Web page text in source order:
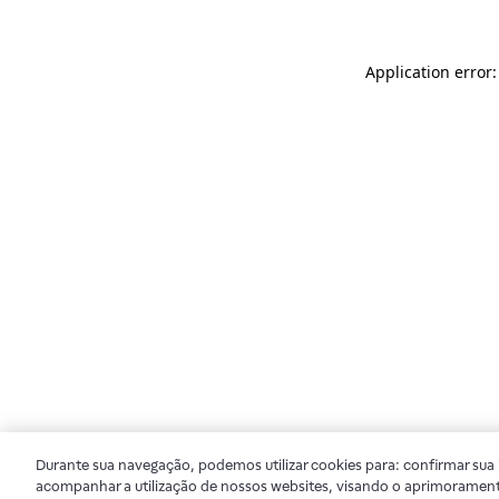
Application
Durante sua navegação, podemos utilizar cookies para: confirmar
acompanhar a utilização de nossos websites, visando o